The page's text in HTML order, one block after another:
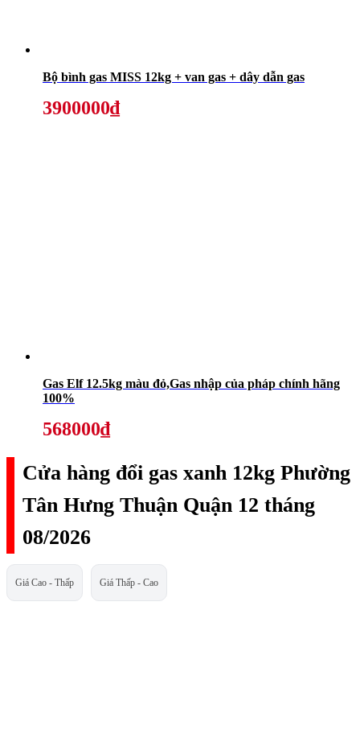
Bộ bình gas MISS 12kg + van gas + dây dẫn gas
3900000₫
Gas Elf 12.5kg màu đỏ,Gas nhập của pháp chính hãng
100%
568000₫
Cửa hàng đổi gas xanh 12kg Phường
Tân Hưng Thuận Quận 12 tháng
08/2026
Giá Cao - Thấp Giá Thấp - Cao